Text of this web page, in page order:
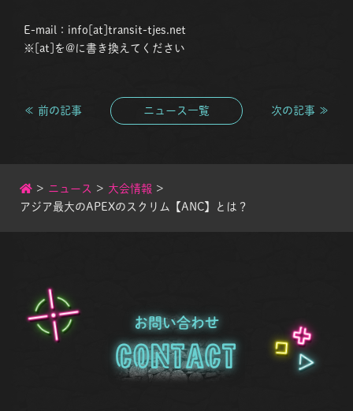
E-mail：info[at]transit-tjes.net
※[at]を@に書き換えてください
≪ 前の記事 ニュース一覧 次の記事 ≫
> ニュース > 大会情報 >
アジア最大のAPEXのスクリム【ANC】とは？
お問い合わせ
Contact